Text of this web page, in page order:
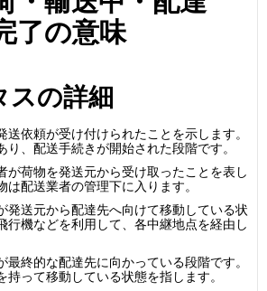
了の意味
スの詳細
送依頼が受け付けられたことを示します。
り、配送手続きが開始された段階です。
が荷物を発送元から受け取ったことを表し
は配送業者の管理下に入ります。
発送元から配達先へ向けて移動している状
行機などを利用して、各中継地点を経由し
最終的な配達先に向かっている段階です。
持って移動している状態を指します。